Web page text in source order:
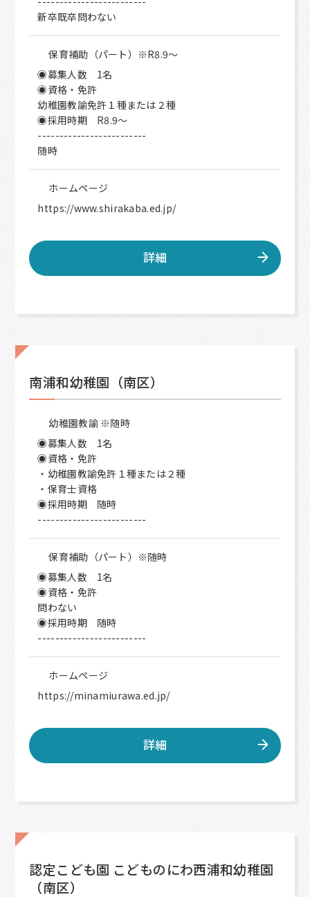
新卒既卒問わない
保育補助（パート）※R8.9〜
◉募集人数 1名
◉資格・免許
幼稚園教諭免許１種または２種
◉採用時期 R8.9〜
-------------------------
随時
ホームページ
https://www.shirakaba.ed.jp/
詳細
南浦和幼稚園（南区）
幼稚園教諭 ※随時
◉募集人数 1名
◉資格・免許
・幼稚園教諭免許１種または２種
・保育士資格
◉採用時期 随時
-------------------------
保育補助（パート）※随時
◉募集人数 1名
◉資格・免許
問わない
◉採用時期 随時
-------------------------
ホームページ
https://minamiurawa.ed.jp/
詳細
認定こども園 こどものにわ西浦和幼稚園
（南区）